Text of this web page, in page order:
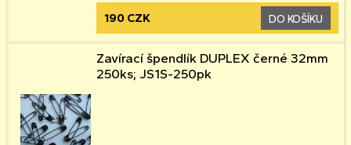
190 CZK DO KOŠÍKU
Zavírací špendlík DUPLEX černé 32mm
250ks; JS1S-250pk